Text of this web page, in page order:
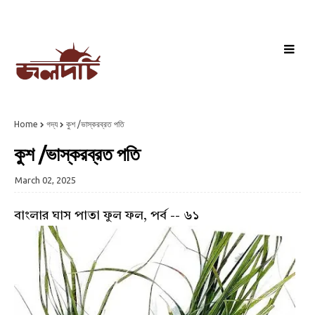
Home গদ্য কুশ /ভাস্করব্রত পতি
কুশ /ভাস্করব্রত পতি
March 02, 2025
বাংলার ঘাস পাতা ফুল ফল, পর্ব -- ৬১